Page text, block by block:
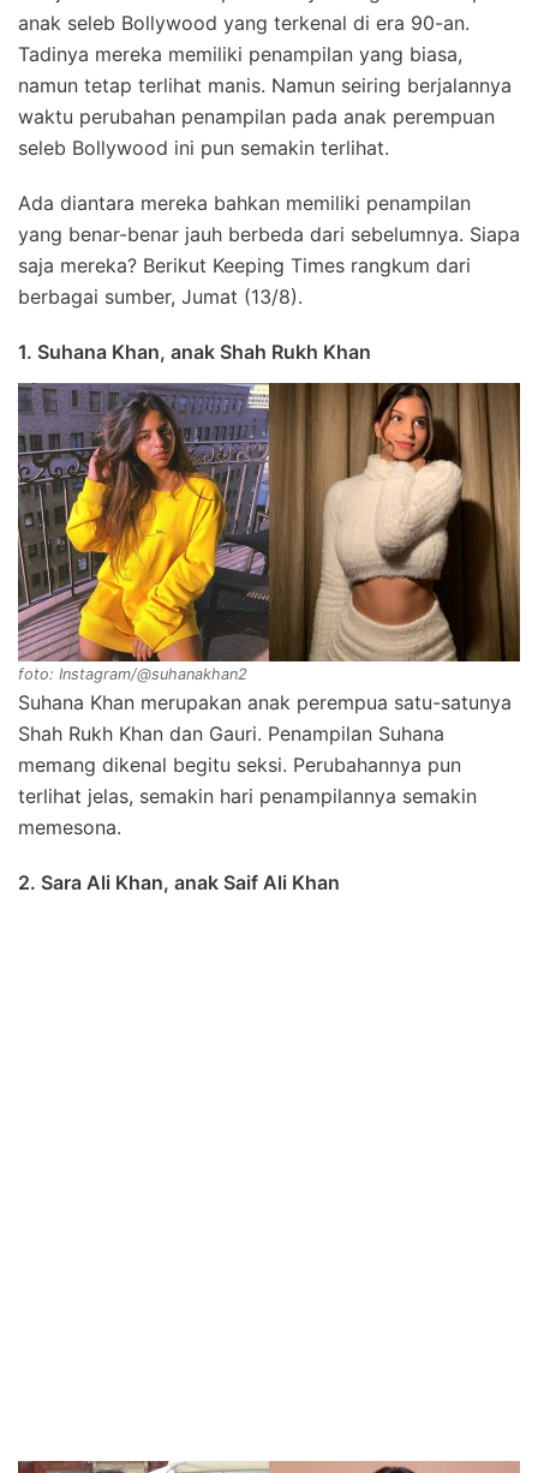
anak seleb Bollywood yang terkenal di era 90-an.
Tadinya mereka memiliki penampilan yang biasa,
namun tetap terlihat manis. Namun seiring berjalannya
waktu perubahan penampilan pada anak perempuan
seleb Bollywood ini pun semakin terlihat.
Ada diantara mereka bahkan memiliki penampilan
yang benar-benar jauh berbeda dari sebelumnya. Siapa
saja mereka? Berikut Keeping Times rangkum dari
berbagai sumber, Jumat (13/8).
1. Suhana Khan, anak Shah Rukh Khan
foto: Instagram/@suhanakhan2
Suhana Khan merupakan anak perempua satu-satunya
Shah Rukh Khan dan Gauri. Penampilan Suhana
memang dikenal begitu seksi. Perubahannya pun
terlihat jelas, semakin hari penampilannya semakin
memesona.
2. Sara Ali Khan, anak Saif Ali Khan